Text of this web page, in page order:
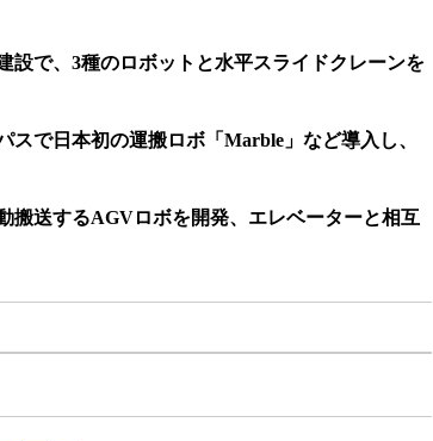
設で、3種のロボットと水平スライドクレーンを
スで日本初の運搬ロボ「Marble」など導入し、
搬送するAGVロボを開発、エレベーターと相互